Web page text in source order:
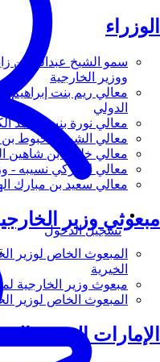
الوزراء
سمو الشيخ عبدالله بن
ووزير الخارجية
معالي ريم بنت إبراهيم
الدولي
معالي نورة بنت محمد
معالي الشيخ شخبوط بن
معالي خليفة بن شاهين
معالي لانا زكي نسيبه -
معالي سعيد بن مبارك
مبعوثي وزير
المبعوث الخاص لوزير
الخيرية
مبعوث وزير الخارجية
المبعوث الخاص لوزير
الإمارات العربية
تسجيل الدخول